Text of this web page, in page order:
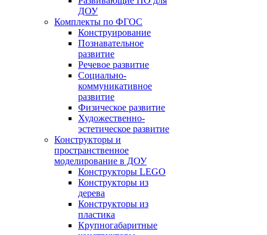
ДОУ
Комплекты по ФГОС
Конструирование
Познавательное
развитие
Речевое развитие
Социально-
коммуникативное
развитие
Физическое развитие
Художественно-
эстетическое развитие
Конструкторы и
пространственное
моделирование в ДОУ
Конструкторы LEGO
Конструкторы из
дерева
Конструкторы из
пластика
Крупногабаритные